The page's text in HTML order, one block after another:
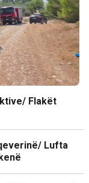
Flakët
Lufta